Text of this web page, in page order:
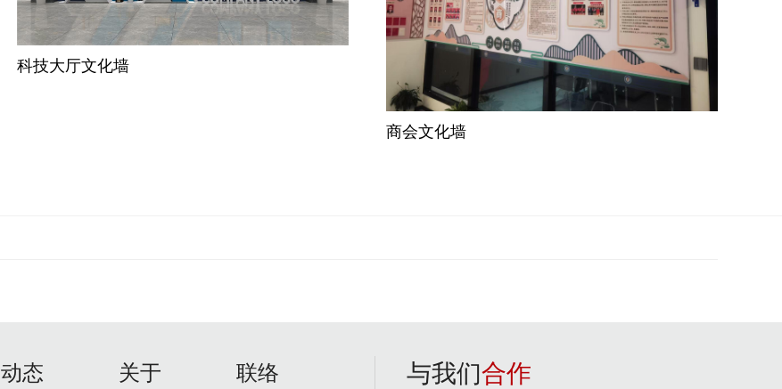
科技大厅文化墙
商会文化墙
动态 关于 联络 与我们合作